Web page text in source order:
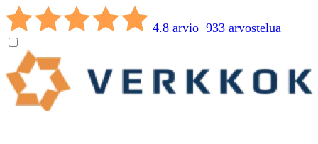
4.8 arvio 933 arvostelua